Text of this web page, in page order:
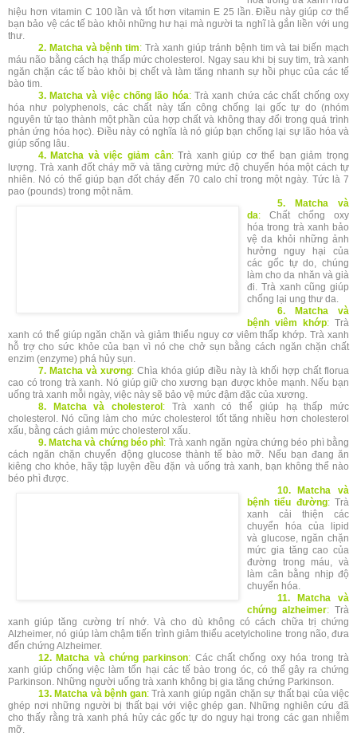
hiệu hơn vitamin C 100 lần và tốt hơn vitamin E 25 lần. Điều này giúp cơ thể
bạn bảo vệ các tế bào khỏi những hư hại mà người ta nghĩ là gắn liền với ung
thư.
2. Matcha và bệnh tim: Trà xanh giúp tránh bệnh tim và tai biến mạch
máu não bằng cách hạ thấp mức cholesterol. Ngay sau khi bị suy tim, trà xanh
ngăn chặn các tế bào khỏi bị chết và làm tăng nhanh sự hồi phục của các tế
bào tim.
3. Matcha và việc chống lão hóa:Trà xanh chứa các chất chống oxy
hóa như polyphenols, các chất này tấn công chống lại gốc tự do (nhóm
nguyên tử tạo thành một phần của hợp chất và không thay đổi trong quá trình
phản ứng hóa học). Điều này có nghĩa là nó giúp bạn chống lại sự lão hóa và
giúp sống lâu.
4. Matcha và việc giảm cân:Trà xanh giúp cơ thể bạn giảm trọng
lượng. Trà xanh đốt cháy mỡ và tăng cường mức độ chuyển hóa một cách tự
nhiên. Nó có thể giúp bạn đốt cháy đến 70 calo chỉ trong một ngày. Tức là 7
pao (pounds) trong một năm.
5. Matcha và
da: Chất chống oxy
hóa trong trà xanh bảo
vệ da khỏi những ảnh
hưởng nguy hại của
các gốc tự do, chúng
làm cho da nhăn và già
đi. Trà xanh cũng giúp
chống lại ung thư da.
6. Matcha và
bệnh viêm khớp: Trà
xanh có thể giúp ngăn chặn và giảm thiểu nguy cơ viêm thấp khớp. Trà xanh
hỗ trợ cho sức khỏe của bạn vì nó che chở sụn bằng cách ngăn chặn chất
enzim (enzyme) phá hủy sụn.
7. Matcha và xương:Chìa khóa giúp điều này là khối hợp chất florua
cao có trong trà xanh. Nó giúp giữ cho xương bạn được khỏe mạnh. Nếu bạn
uống trà xanh mỗi ngày, việc này sẽ bảo vệ mức đậm đặc của xương.
8. Matcha và cholesterol: Trà xanh có thể giúp hạ thấp mức
cholesterol. Nó cũng làm cho mức cholesterol tốt tăng nhiều hơn cholesterol
xấu, bằng cách giảm mức cholesterol xấu.
9. Matcha và chứng béo phì: Trà xanh ngăn ngừa chứng béo phì bằng
cách ngăn chặn chuyển động glucose thành tế bào mỡ. Nếu bạn đang ăn
kiêng cho khỏe, hãy tập luyện đều đặn và uống trà xanh, bạn không thể nào
béo phì được.
10. Matcha và
bệnh tiểu đường:Trà
xanh cải thiện các
chuyển hóa của lipid
và glucose, ngăn chặn
mức gia tăng cao của
đường trong máu, và
làm cân bằng nhịp độ
chuyển hóa.
11. Matcha và
chứng alzheimer: Trà
xanh giúp tăng cường trí nhớ. Và cho dù không có cách chữa trị chứng
Alzheimer, nó giúp làm chậm tiến trình giảm thiểu acetylcholine trong não, đưa
đến chứng Alzheimer.
12. Matcha và chứng parkinson: Các chất chống oxy hóa trong trà
xanh giúp chống việc làm tổn hại các tế bào trong óc, có thể gây ra chứng
Parkinson. Những người uống trà xanh không bị gia tăng chứng Parkinson.
13. Matcha và bệnh gan:Trà xanh giúp ngăn chặn sự thất bại của việc
ghép nơi những người bị thất bại với việc ghép gan. Những nghiên cứu đã
cho thấy rằng trà xanh phá hủy các gốc tự do nguy hại trong các gan nhiễm
mỡ.